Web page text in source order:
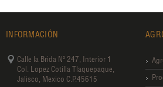
INFORMACIÓN
Calle la Brida Nº 247, Interior 1
Col. Lopez Cotilla Tlaquepaque,
Jalisco, Mexico C.P.45615